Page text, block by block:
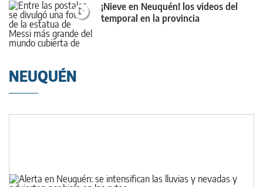
¡Nieve en Neuquén! los videos del
temporal en la provincia
NEUQUÉN